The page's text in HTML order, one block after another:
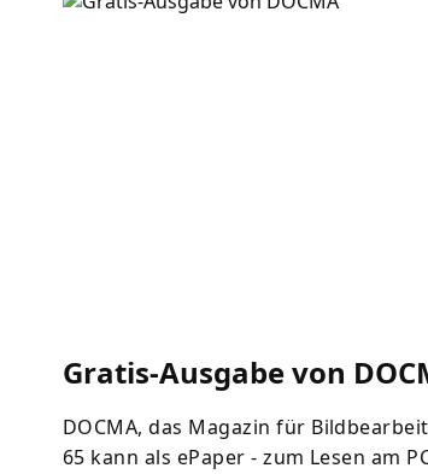
Gratis-Ausgabe von
DOCMA, das Magazin für
65 kann als ePaper - zum Lesen am